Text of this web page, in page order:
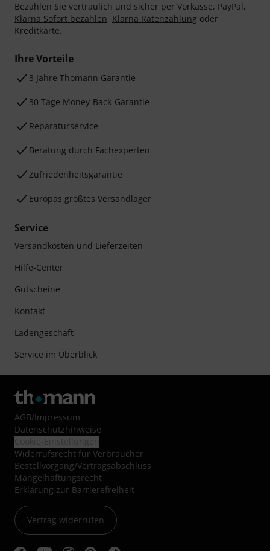
Bezahlen Sie vertraulich und sicher per Vorkasse, PayPal,
Klarna Sofort bezahlen, Klarna Ratenzahlung oder
Kreditkarte.
Ihre Vorteile
3 Jahre Thomann Garantie
30 Tage Money-Back-Garantie
Reparaturservice
Beratung durch Fachexperten
Zufriedenheitsgarantie
Europas größtes Versandlager
Service
Versandkosten und Lieferzeiten
Hilfe-Center
Gutscheine
Kontakt
Ladengeschäft
Service im Überblick
AGB/Impressum
Datenschutzhinweise
Widerrufsrecht für Verbraucher
Bestellvorgang/Vertragsabschluss
Mängelhaftungsrecht
Erklärung zur Barrierefreiheit
Vertrag widerrufen